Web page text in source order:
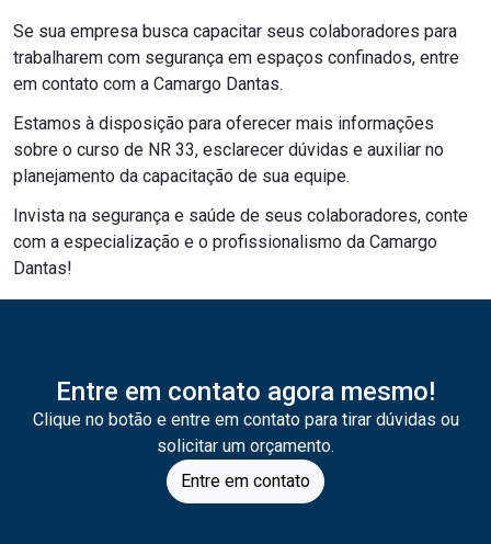
Se sua empresa busca capacitar seus colaboradores para
trabalharem com segurança em espaços confinados, entre
em contato com a Camargo Dantas.
Estamos à disposição para oferecer mais informações
sobre o curso de NR 33, esclarecer dúvidas e auxiliar no
planejamento da capacitação de sua equipe.
Invista na segurança e saúde de seus colaboradores, conte
com a especialização e o profissionalismo da Camargo
Dantas!
Entre em contato agora mesmo!
Clique no botão e entre em contato para tirar dúvidas ou
solicitar um orçamento.
Entre em contato